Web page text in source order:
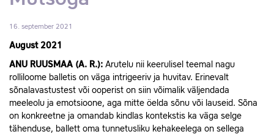
16. september 2021
August 2021
ANU RUUSMAA (A. R.): Arutelu nii keerulisel teemal nagu
rolliloome balletis on väga intrigeeriv ja huvitav. Erinevalt
sõnalavastustest või ooperist on siin võimalik väljendada
meeleolu ja emotsioone, aga mitte öelda sõnu või lauseid. Sõna
on konkreetne ja omandab kindlas kontekstis ka väga selge
tähenduse, ballett oma tunnetusliku kehakeelega on sellega